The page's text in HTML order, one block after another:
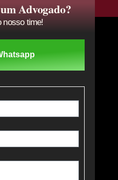
Advogado?
nosso time!